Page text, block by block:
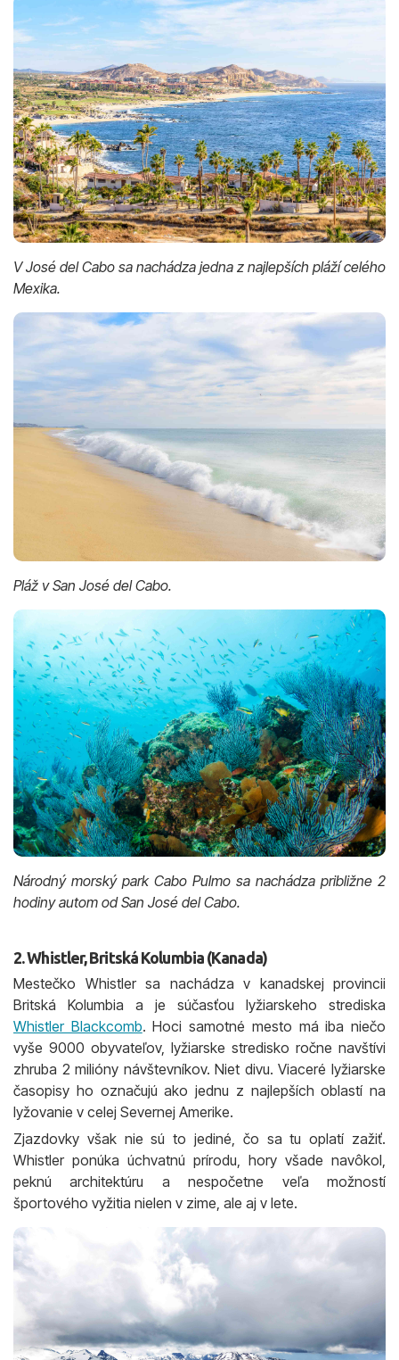
V José del Cabo sa nachádza jedna z najlepších pláží celého
Mexika.
Pláž v San José del Cabo.
Národný morský park Cabo Pulmo sa nachádza približne 2
hodiny autom od San José del Cabo.
2. Whistler, Britská Kolumbia (Kanada)
Mestečko Whistler sa nachádza v kanadskej provincii
Britská Kolumbia a je súčasťou lyžiarskeho strediska
Whistler Blackcomb . Hoci samotné mesto má iba niečo
vyše 9000 obyvateľov, lyžiarske stredisko ročne navštívi
zhruba 2 milióny návštevníkov. Niet divu. Viaceré lyžiarske
časopisy ho označujú ako jednu z najlepších oblastí na
lyžovanie v celej Severnej Amerike.
Zjazdovky však nie sú to jediné, čo sa tu oplatí zažiť.
Whistler ponúka úchvatnú prírodu, hory všade navôkol,
peknú architektúru a nespočetne veľa možností
športového vyžitia nielen v zime, ale aj v lete.